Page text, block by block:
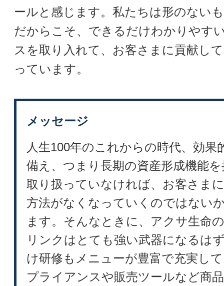
ールと感じます。私たちは形のない
だからこそ、できるだけわかりやす
スを取り入れて、お客さまに貢献し
っています。
メッセージ
人生100年のこれからの時代、効果
備え、つまり長期の資産形成機能
取り扱っていなければ、お客さま
方法がなくなっていくのではない
ます。そんなときに、アクサ生命
リンクはとても強い武器になるは
け研修もメニューが豊富で充実し
プライアンスや販売ツールなど商